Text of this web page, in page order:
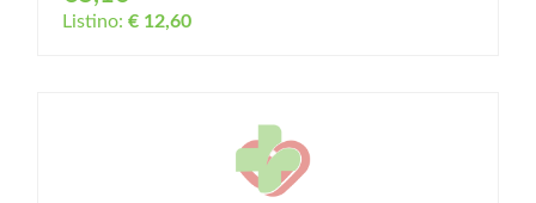
Listino: € 12,60